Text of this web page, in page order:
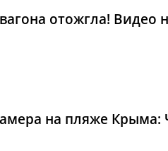
отожгла! Видео
на пляже Крыма: